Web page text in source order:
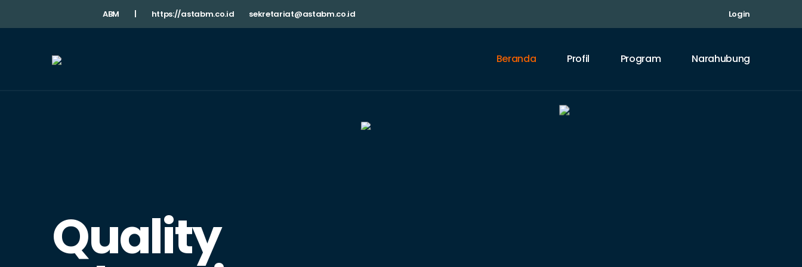
ABM | https://astabm.co.id sekretariat@astabm.co.id Login
Beranda Profil Program Narahubung
Quality